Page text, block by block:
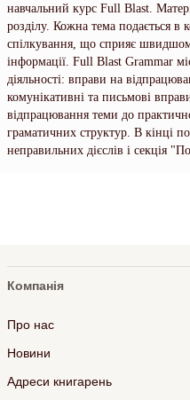
навчальний курс Full Blast.
розділу. Кожна тема подається в
спілкування, що сприяє
інформації. Full Blast Grammar
діяльності: вправи на
комунікативні та письмові
відпрацювання теми до
граматичних структур. В кінці
неправильних дієслів і секція
Компанія
Про нас
Новини
Адреси книгарень